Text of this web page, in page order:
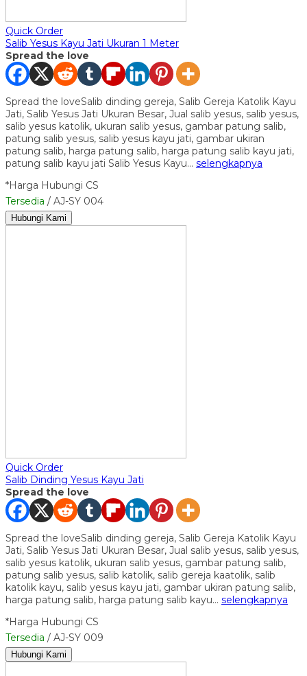
Quick Order
Salib Yesus Kayu Jati Ukuran 1 Meter
Spread the love
Spread the loveSalib dinding gereja, Salib Gereja Katolik Kayu
Jati, Salib Yesus Jati Ukuran Besar, Jual salib yesus, salib yesus,
salib yesus katolik, ukuran salib yesus, gambar patung salib,
patung salib yesus, salib yesus kayu jati, gambar ukiran
patung salib, harga patung salib, harga patung salib kayu jati,
patung salib kayu jati Salib Yesus Kayu… selengkapnya
*Harga Hubungi CS
Tersedia / AJ-SY 004
Hubungi Kami
Quick Order
Salib Dinding Yesus Kayu Jati
Spread the love
Spread the loveSalib dinding gereja, Salib Gereja Katolik Kayu
Jati, Salib Yesus Jati Ukuran Besar, Jual salib yesus, salib yesus,
salib yesus katolik, ukuran salib yesus, gambar patung salib,
patung salib yesus, salib katolik, salib gereja kaatolik, salib
katolik kayu, salib yesus kayu jati, gambar ukiran patung salib,
harga patung salib, harga patung salib kayu… selengkapnya
*Harga Hubungi CS
Tersedia / AJ-SY 009
Hubungi Kami